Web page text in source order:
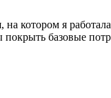
на котором я
базовые